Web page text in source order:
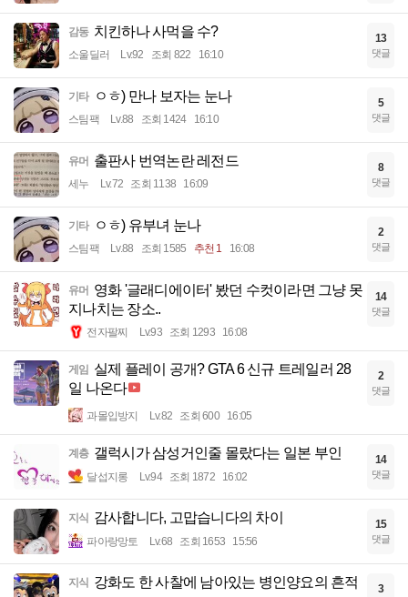
감동 치킨하나 사먹을 수?
소울딜러 Lv.92 조회 822 16:10
13
댓글
기타 ㅇㅎ) 만나 보자는 눈나
스팀팩 Lv.88 조회 1424 16:10
5
댓글
유머 출판사 번역논란 레전드
세누 Lv.72 조회 1138 16:09
8
댓글
기타 ㅇㅎ) 유부녀 눈나
스팀팩 Lv.88 조회 1585 추천 1 16:08
2
댓글
유머 영화 '글래디에이터' 봤던 수컷이라면 그냥 못
지나치는 장소..
전자팔찌 Lv.93 조회 1293 16:08
14
댓글
게임
실제 플레이 공개? GTA 6 신규 트레일러 28
일 나온다
과몰입방지 Lv.82 조회 600 16:05
2
댓글
계층 갤럭시가 삼성거인줄 몰랐다는 일본 부인
달섭지롱 Lv.94 조회 1872 16:02
14
댓글
지식 감사합니다, 고맙습니다의 차이
파아랑망토 Lv.68 조회 1653 15:56
15
댓글
지식 강화도 한 사찰에 남아있는 병인양요의 흔적 3